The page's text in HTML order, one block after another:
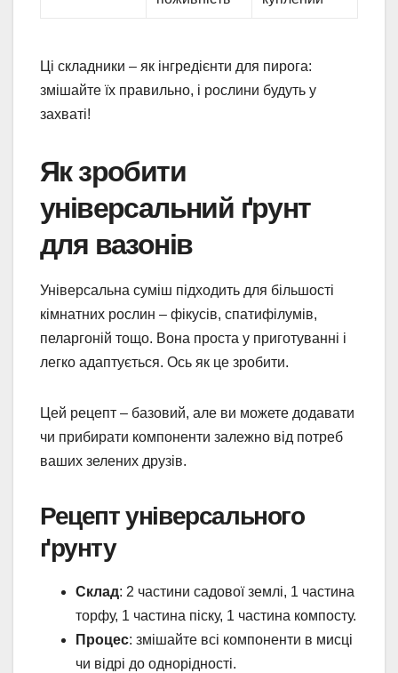
Ці складники – як інгредієнти для пирога:
змішайте їх правильно, і рослини будуть у
захваті!
Як зробити
універсальний ґрунт
для вазонів
Універсальна суміш підходить для більшості
кімнатних рослин – фікусів, спатифілумів,
пеларгоній тощо. Вона проста у приготуванні і
легко адаптується. Ось як це зробити.
Цей рецепт – базовий, але ви можете додавати
чи прибирати компоненти залежно від потреб
ваших зелених друзів.
Рецепт універсального
ґрунту
Склад: 2 частини садової землі, 1 частина
торфу, 1 частина піску, 1 частина компосту.
Процес: змішайте всі компоненти в мисці
чи відрі до однорідності.